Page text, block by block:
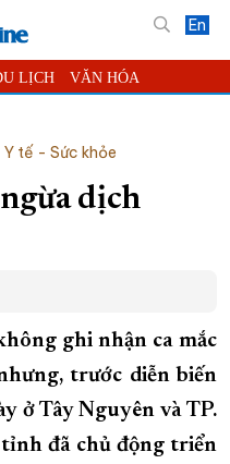
En
LỊCH VĂN HÓA
BẠN ĐỌC
ĐỌC BÁO ONLINE
CẮT ĐIỆN
TRIỂN TỈNH KHÁNH HÒA
Y tế - Sức khỏe
dịch
ghi nhận ca mắc
trước diễn biến
ở Tây Nguyên và TP.
đã chủ động triển